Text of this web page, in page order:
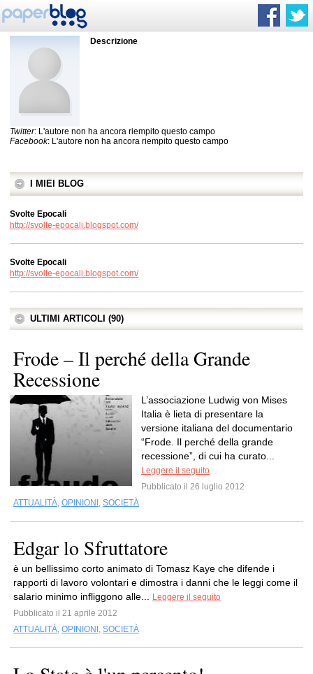
Descrizione
Twitter: L'autore non ha ancora riempito questo campo
Facebook: L'autore non ha ancora riempito questo campo
I MIEI BLOG
Svolte Epocali
http://svolte-epocali.blogspot.com/
Svolte Epocali
http://svolte-epocali.blogspot.com/
ULTIMI ARTICOLI (90)
Frode – Il perché della Grande
Recessione
L’associazione Ludwig von Mises
Italia è lieta di presentare la
versione italiana del documentario
“Frode. Il perché della grande
recessione”, di cui ha curato...
Leggere il seguito
Pubblicato il 26 luglio 2012
ATTUALITÀ, OPINIONI , SOCIETÀ
Edgar lo Sfruttatore
è un bellissimo corto animato di Tomasz Kaye che difende i
rapporti di lavoro volontari e dimostra i danni che le leggi come il
salario minimo infliggono alle...
Leggere il seguito
Pubblicato il 21 aprile 2012
ATTUALITÀ, OPINIONI , SOCIETÀ